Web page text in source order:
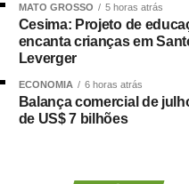
e a responsabilidade dos
do debate público.
utilizadas pelos
e normas jurídicas. O
dos escritores mais
MATO GROSSO 5 horas atrás
Cesima: Projeto de
encanta crianças em
Leverger
ECONOMIA 6 horas atrás
Balança comercial de
de US$ 7 bilhões